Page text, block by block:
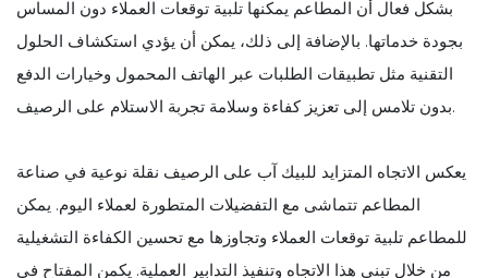
بشكل فعال أن المطاعم يمكنها تلبية توقعات العملاء دون المساس
بجودة خدماتها. بالإضافة إلى ذلك، يمكن أن يؤدي استكشاف الحلول
التقنية مثل تطبيقات الطلبات عبر الهاتف المحمول وخيارات الدفع
بدون تلامس إلى تعزيز كفاءة وسلامة تجربة الاستلام على الرصيف.
يعكس الاتجاه المتزايد للبيك آب على الرصيف نقلة نوعية في صناعة
المطاعم تتماشى مع التفضيلات المتطورة لعملاء اليوم. يمكن
للمطاعم تلبية توقعات العملاء وتجاوزها مع تحسين الكفاءة التشغيلية
من خلال تبني هذا الاتجاه وتنفيذ التدابير العملية. يكمن المفتاح في